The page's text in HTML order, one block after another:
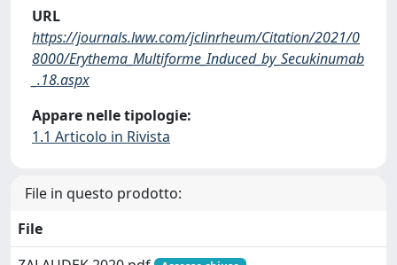
URL
https://journals.lww.com/jclinrheum/Citation/2021/0
8000/Erythema_Multiforme_Induced_by_Secukinumab
_.18.aspx
Appare nelle tipologie:
1.1 Articolo in Rivista
File in questo prodotto:
File